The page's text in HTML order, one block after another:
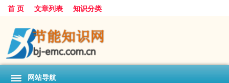
首 页 文章列表 知识分类
网站导航